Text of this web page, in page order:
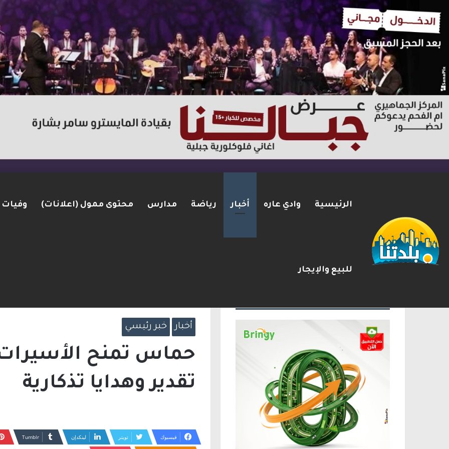
الرئيسية وادي عاره أخبار رياضة مدارس محتوى ممول (اعلانات) وفيات
للبيع والإيجار
2026-08-07 شريط الأخبار
أخبار خبر رئيسي
حماس تمنح
تقدير وهدايا تذكارية
فيسبوك تويتر لينكدإن